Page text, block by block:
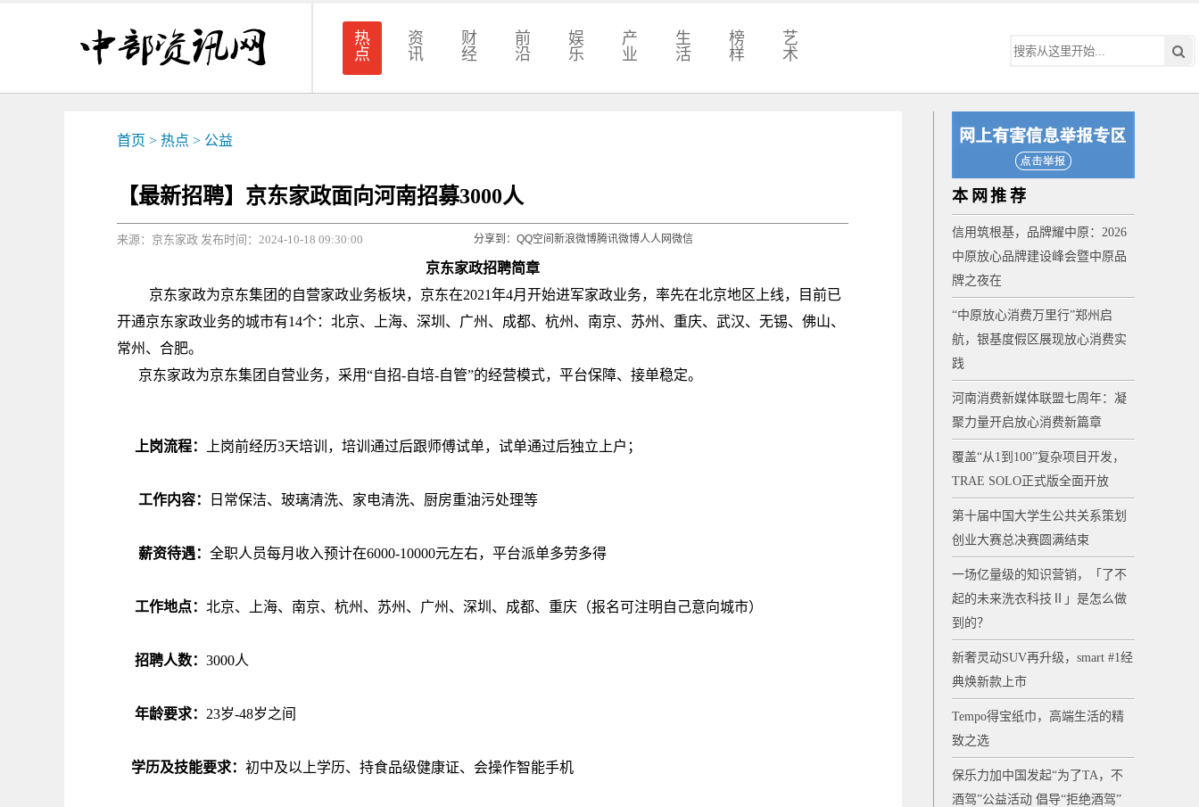
热
点
资
讯
财
经
前
沿
娱
乐
产
业
生
活
榜
样
艺
术
首页 > 热点 > 公益
【最新招聘】京东家政面向河南招募3000人
来源：京东家政 发布时间：2024-10-18 09:30:00 分享到： QQ空间 新浪微博腾讯微博人人网微信
京东家政招聘简章
京东家政为京东集团的自营家政业务板块，京东在2021年4月开始进军家政业务，率先在北京地区上线，目前已
开通京东家政业务的城市有14个：北京、上海、深圳、广州、成都、杭州、南京、苏州、重庆、武汉、无锡、佛山、
常州、合肥。
京东家政为京东集团自营业务，采用“自招-自培-自管”的经营模式，平台保障、接单稳定。
上岗流程： 上岗前经历3天培训，培训通过后跟师傅试单，试单通过后独立上户；
工作内容： 日常保洁、玻璃清洗、家电清洗、厨房重油污处理等
薪资待遇： 全职人员每月收入预计在6000-10000元左右，平台派单多劳多得
工作地点： 北京、上海、南京、杭州、苏州、广州、深圳、成都、重庆（报名可注明自己意向城市）
招聘人数： 3000人
年龄要求： 23岁-48岁之间
学历及技能要求： 初中及以上学历、持食品级健康证、会操作智能手机
本网推荐
信用筑根基，品牌耀中原：2026
中原放心品牌建设峰会暨中原品
牌之夜在
“中原放心消费万里行”郑州启
航，银基度假区展现放心消费实
践
河南消费新媒体联盟七周年：凝
聚力量开启放心消费新篇章
覆盖“从1到100”复杂项目开发，
TRAE SOLO正式版全面开放
第十届中国大学生公共关系策划
创业大赛总决赛圆满结束
一场亿量级的知识营销，「了不
起的未来洗衣科技Ⅱ」是怎么做
到的？
新奢灵动SUV再升级，smart #1经
典焕新款上市
Tempo得宝纸巾，高端生活的精
致之选
保乐力加中国发起“为了TA，不
酒驾”公益活动 倡导“拒绝酒驾”